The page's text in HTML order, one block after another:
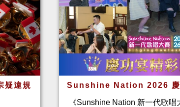
疑違規
Sunshine Nation 2026 慶
《Sunshine Nation 新一代歌